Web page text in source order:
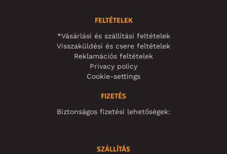
FELTÉTELEK
*Vásárlási és szállítási feltételek
Visszaküldési és csere feltételek
Reklamációs feltételek
Privacy policy
Cookie-settings
FIZETÉS
Biztonságos fizetési lehetőségek:
SZÁLLÍTÁS